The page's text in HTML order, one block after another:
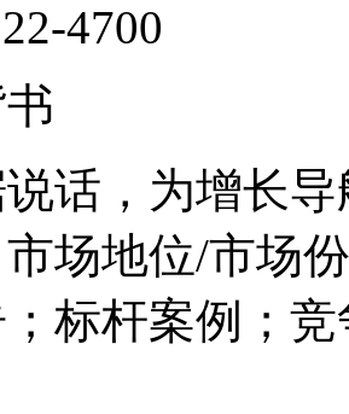
4700
话，为增长导
场地位/市场
标杆案例；